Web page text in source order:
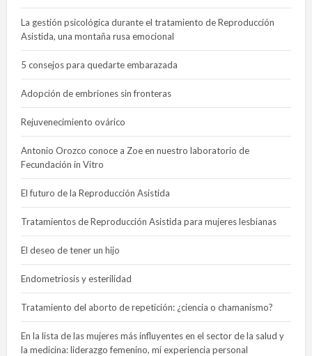
La gestión psicológica durante el tratamiento de Reproducción
Asistida, una montaña rusa emocional
5 consejos para quedarte embarazada
Adopción de embriones sin fronteras
Rejuvenecimiento ovárico
Antonio Orozco conoce a Zoe en nuestro laboratorio de
Fecundación in Vitro
El futuro de la Reproducción Asistida
Tratamientos de Reproducción Asistida para mujeres lesbianas
El deseo de tener un hijo
Endometriosis y esterilidad
Tratamiento del aborto de repetición: ¿ciencia o chamanismo?
En la lista de las mujeres más influyentes en el sector de la salud y
la medicina: liderazgo femenino, mi experiencia personal